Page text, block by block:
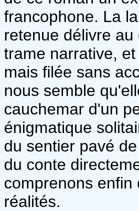
francophone. La
retenue délivre
trame narrative,
mais filée sans
nous semble
cauchemar d'un
énigmatique
du sentier pavé
du conte
comprenons
réalités.